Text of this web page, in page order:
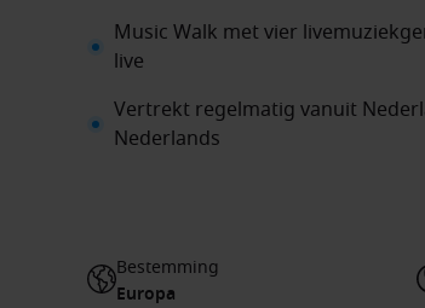
Music Walk met vier
live
Vertrekt regelmatig vanuit
Nederlands
Bestemming
Europa